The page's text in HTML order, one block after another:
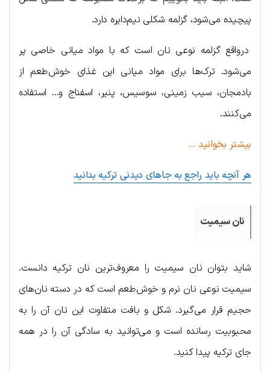
پیچیده می‌شود، گزلمه شکلی نیم‌دایره دارد.
درواقع گزلمه نوعی نان است که با مواد میانی خاصی پر
می‌شود. ترک‌ها برای مواد میانی این غذای خوش‌طعم از
بادمجان، سیب زمینی، سوسیس، پنیر، اسفناج و… استفاده
می‌کنند.
بیشتر بخوانید …
هر آنچه باید راجع به جاهای دیدنی ترکیه بدانید
نان سیمیت
شاید بتوان نان سیمیت را معروف‌ترین نان ترکیه دانست.
سیمیت نوعی نان نرم و خوش‌طعم است که در دسته نان‌های
حجیم قرار می‌گیرد. شکل و بافت متفاوت این نان آن را به
محبوبیت رسانده است و می‌توانید به سادگی آن را در همه
جای ترکیه پیدا کنید.